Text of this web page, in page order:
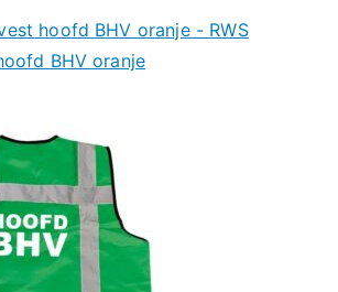
hoofd BHV oranje - RWS
BHV oranje